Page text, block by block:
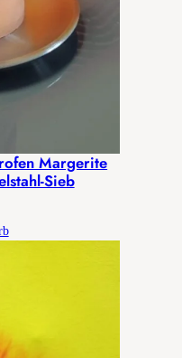
Margerite
Sieb